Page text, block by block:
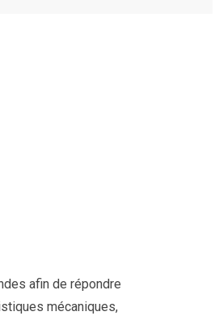
afin de répondre
mécaniques,